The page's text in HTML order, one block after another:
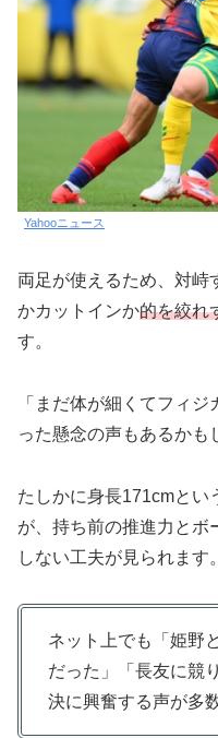
Yahooニュース
両足が使えるため、対峙
かカットインか的を絞れ
す。
「まだ体が細くてフィ
った懸念の声もあるかも
たしかに身長171cmとい
が、持ち前の推進力とボ
しない工夫が見られます。
ネット上でも「姫野
だった」「長友に競
決に興奮する声が多